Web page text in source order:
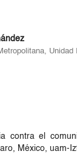
Unidad
contra el
México, uam-